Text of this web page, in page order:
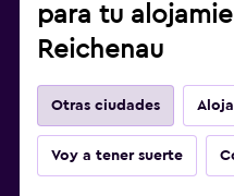
para tu
Reichenau
Otras ciudades
Voy a tener suerte